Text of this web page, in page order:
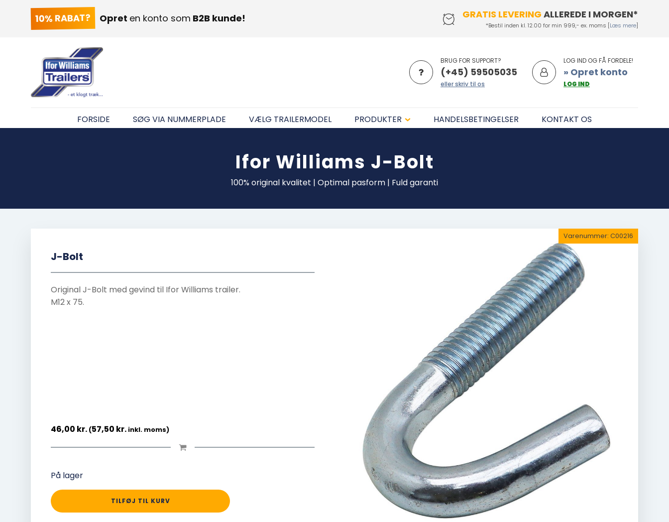
10% RABAT? Opret en konto som B2B kunde! GRATIS LEVERING ALLEREDE I MORGEN*
*Bestil inden kl. 12.00 for min 999,- ex. moms [Læs mere]
BRUG FOR SUPPORT?
(+45) 59505035
eller skriv til os
LOG IND OG FÅ FORDELE!
» Opret konto
LOG IND
FORSIDE SØG VIA NUMMERPLADE VÆLG TRAILERMODEL PRODUKTER HANDELSBETINGELSER KONTAKT OS
Ifor Williams J-Bolt
100% original kvalitet | Optimal pasform | Fuld garanti
J-Bolt
Original J-Bolt med gevind til Ifor Williams trailer.
M12 x 75.
46,00 kr. (57,50 kr. inkl. moms)
På lager
TILFØJ TIL KURV
Varenummer: C00216